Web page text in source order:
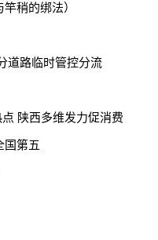
稍的绑法）
道路临时管控分流
用好政策 办好活动 畅通物流 打造热点 陕西多维发力促消费
国第五